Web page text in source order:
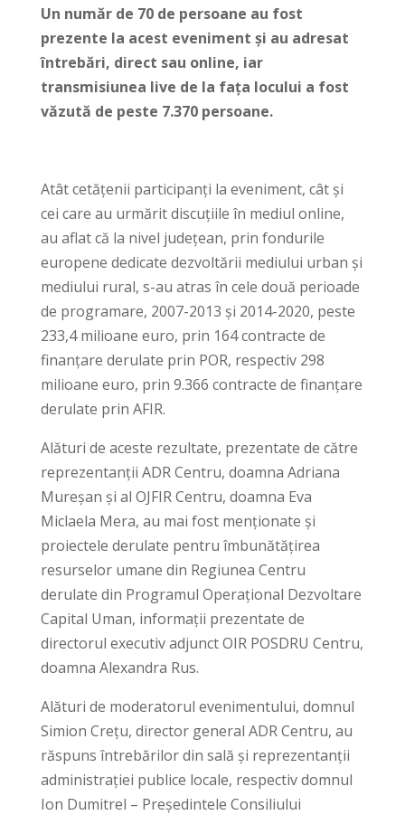
Un număr de 70 de persoane au fost
prezente la acest eveniment și au adresat
întrebări, direct sau online, iar
transmisiunea live de la fața locului a fost
văzută de peste 7.370 persoane.
Atât cetățenii participanți la eveniment, cât și
cei care au urmărit discuțiile în mediul online,
au aflat că la nivel județean, prin fondurile
europene dedicate dezvoltării mediului urban și
mediului rural, s-au atras în cele două perioade
de programare, 2007-2013 și 2014-2020, peste
233,4 milioane euro, prin 164 contracte de
finanțare derulate prin POR, respectiv 298
milioane euro, prin 9.366 contracte de finanțare
derulate prin AFIR.
Alături de aceste rezultate, prezentate de către
reprezentanții ADR Centru, doamna Adriana
Mureșan și al OJFIR Centru, doamna Eva
Miclaela Mera, au mai fost menționate și
proiectele derulate pentru îmbunătățirea
resurselor umane din Regiunea Centru
derulate din Programul Operațional Dezvoltare
Capital Uman, informații prezentate de
directorul executiv adjunct OIR POSDRU Centru,
doamna Alexandra Rus.
Alături de moderatorul evenimentului, domnul
Simion Crețu, director general ADR Centru, au
răspuns întrebărilor din sală și reprezentanții
administrației publice locale, respectiv domnul
Ion Dumitrel – Președintele Consiliului